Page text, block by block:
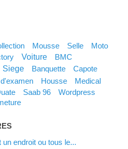
Mousse Selle
moto
Voiture
BMC
siege banquette
capote
d'examen housse
medical
ouate saab 96
Wordpress
un endroit ou tous le...